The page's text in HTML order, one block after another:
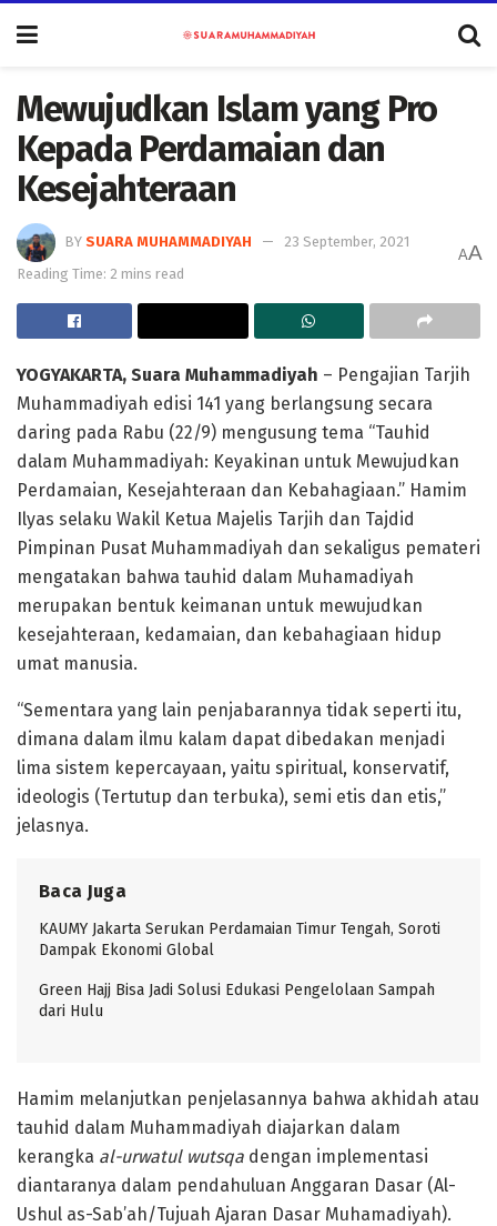
Mewujudkan Islam yang Pro
Kepada Perdamaian dan
Kesejahteraan
BY SUARA MUHAMMADIYAH
23 September, 2021
Reading Time: 2 mins read
AA
YOGYAKARTA, Suara Muhammadiyah – Pengajian Tarjih
Muhammadiyah edisi 141 yang berlangsung secara
daring pada Rabu (22/9) mengusung tema “Tauhid
dalam Muhammadiyah: Keyakinan untuk Mewujudkan
Perdamaian, Kesejahteraan dan Kebahagiaan.” Hamim
Ilyas selaku Wakil Ketua Majelis Tarjih dan Tajdid
Pimpinan Pusat Muhammadiyah dan sekaligus pemateri
mengatakan bahwa tauhid dalam Muhamadiyah
merupakan bentuk keimanan untuk mewujudkan
kesejahteraan, kedamaian, dan kebahagiaan hidup
umat manusia.
“Sementara yang lain penjabarannya tidak seperti itu,
dimana dalam ilmu kalam dapat dibedakan menjadi
lima sistem kepercayaan, yaitu spiritual, konservatif,
ideologis (Tertutup dan terbuka), semi etis dan etis,”
jelasnya.
Baca Juga
KAUMY Jakarta Serukan Perdamaian Timur Tengah, Soroti
Dampak Ekonomi Global
Green Hajj Bisa Jadi Solusi Edukasi Pengelolaan Sampah
dari Hulu
Hamim melanjutkan penjelasannya bahwa akhidah atau
tauhid dalam Muhammadiyah diajarkan dalam
kerangka al-urwatul wutsqa dengan implementasi
diantaranya dalam pendahuluan Anggaran Dasar (Al-
Ushul as-Sab’ah/Tujuah Ajaran Dasar Muhamadiyah).